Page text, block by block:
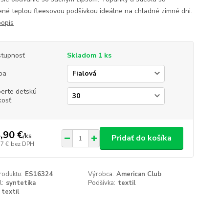
teplou fleesovou podšívkou ideálne na chladné zimné dni.
Skladom 1 ks
detskú
€/ks
€ bez DPH
Pridať do košíka
ES16324 Výrobca: American Club
syntetika Podšívka: textil
textil